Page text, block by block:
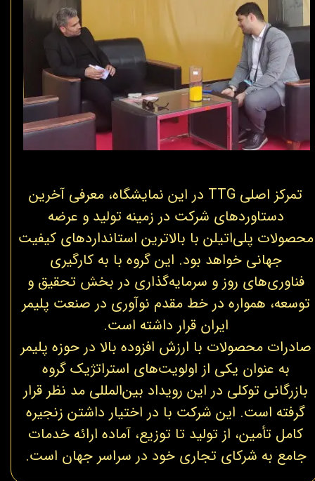
​تمرکز اصلی TTG در این نمایشگاه، معرفی آخرین
دستاوردهای شرکت در زمینه تولید و عرضه
محصولات پلی‌اتیلن با بالاترین استانداردهای کیفیت
جهانی خواهد بود. این گروه با به کارگیری
فناوری‌های روز و سرمایه‌گذاری در بخش تحقیق و
توسعه، همواره در خط مقدم نوآوری در صنعت پلیمر
ایران قرار داشته است.
صادرات محصولات با ارزش افزوده بالا در حوزه پلیمر
به عنوان یکی از اولویت‌های استراتژیک گروه
بازرگانی توکلی در این رویداد بین‌المللی مد نظر قرار
گرفته است. این شرکت با در اختیار داشتن زنجیره
کامل تأمین، از تولید تا توزیع، آماده ارائه خدمات
جامع به شرکای تجاری خود در سراسر جهان است.